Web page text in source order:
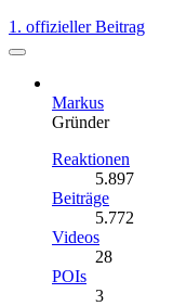
1. offizieller Beitrag
Markus
Gründer
Reaktionen
5.897
Beiträge
5.772
Videos
28
POIs
3